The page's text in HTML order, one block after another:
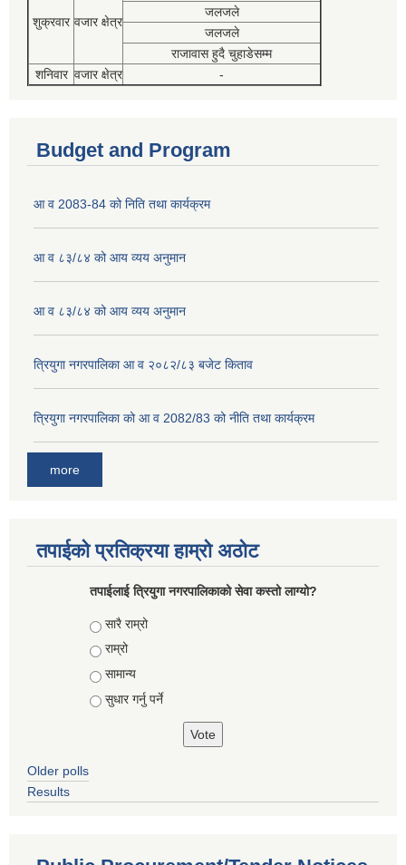
शुक्रवार वजार क्षेत्र
जलजले
जलजले
राजावास हुदै चुहाडेसम्म
शनिवार वजार क्षेत्र -
Budget and Program
आ व 2083-84 को निति तथा कार्यक्रम
आ व ८३/८४ को आय व्यय अनुमान
आ व ८३/८४ को आय व्यय अनुमान
त्रियुगा नगरपालिका आ व २०८२/८३ बजेट किताव
त्रियुगा नगरपालिका को आ व 2082/83 को नीति तथा कार्यक्रम
more
तपाईको प्रतिक्रया हाम्रो अठोट
तपाईलाई त्रियुगा नगरपालिकाको सेवा कस्तो लाग्यो?
Choices
सारै राम्रो
राम्रो
सामान्य
सुधार गर्नु पर्ने
Older polls
Results